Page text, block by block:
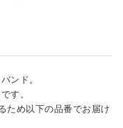
ンド。
す。
ため以下の品番でお届け